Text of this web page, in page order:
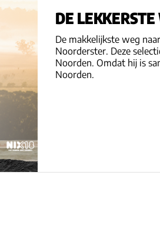
DE
De makkelijkste weg
Noorderster. Deze
Noorden. Omdat hij is
Noorden.